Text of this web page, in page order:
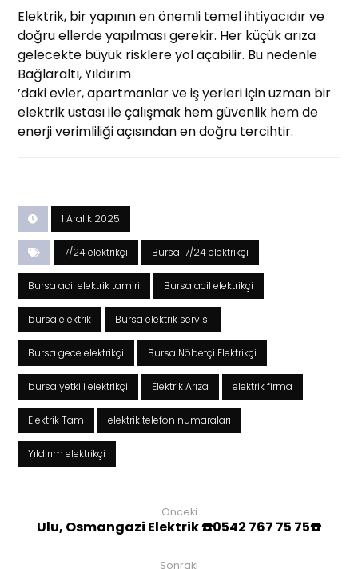
Elektrik, bir yapının en önemli temel ihtiyacıdır ve
doğru ellerde yapılması gerekir. Her küçük arıza
gelecekte büyük risklere yol açabilir. Bu nedenle
Bağlaraltı, Yıldırım
’daki evler, apartmanlar ve iş yerleri için uzman bir
elektrik ustası ile çalışmak hem güvenlik hem de
enerji verimliliği açısından en doğru tercihtir.
1 Aralık 2025
7/24 elektrikçi Bursa 7/24 elektrikçi
Bursa acil elektrik tamiri Bursa acil elektrikçi
bursa elektrik Bursa elektrik servisi
Bursa gece elektrikçi Bursa Nöbetçi Elektrikçi
bursa yetkili elektrikçi Elektrik Arıza elektrik firma
Elektrik Tam elektrik telefon numaraları
Yıldırım elektrikçi
Önceki
Ulu, Osmangazi Elektrik ☎️0542 767 75 75☎️
Sonraki